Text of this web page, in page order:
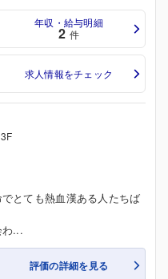
年収・給与明細
2 件
求人情報をチェック
とても熱血漢ある人たちば
わ...
評価の詳細を見る